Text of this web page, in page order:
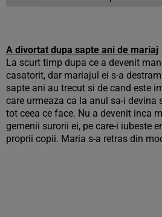
A divortat dupa sapte ani de mariaj
La scurt timp dupa ce a devenit
casatorit, dar mariajul ei s-a
sapte ani au trecut si de cand este
care urmeaza ca la anul sa-i devina
tot ceea ce face. Nu a devenit inca
gemenii surorii ei, pe care-i iubeste
proprii copii. Maria s-a retras din